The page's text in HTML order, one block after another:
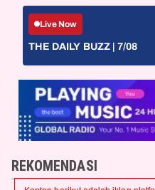
Live Now
THE DAILY BUZZ | 7/08